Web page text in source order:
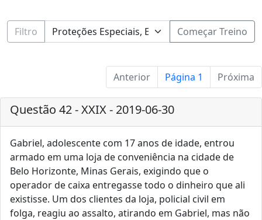
Filtro Começar Treino
Anterior Página 1 Próxima
Questão 42 - XXIX - 2019-06-30
Gabriel, adolescente com 17 anos de idade, entrou
armado em uma loja de conveniência na cidade de
Belo Horizonte, Minas Gerais, exigindo que o
operador de caixa entregasse todo o dinheiro que ali
existisse. Um dos clientes da loja, policial civil em
folga, reagiu ao assalto, atirando em Gabriel, mas não